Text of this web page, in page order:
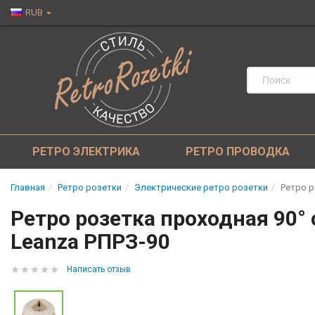
RUB
РЕТРО ЭЛЕКТРИКА РЕТРО ПРОВОДКА
Главная Ретро розетки Электрические ретро розетки Ретро
Ретро розетка проходная
Leanza РПРЗ-90
Написать отзыв